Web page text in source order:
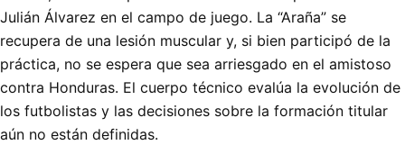
Julián Álvarez en el campo de juego. La “Araña” se
recupera de una lesión muscular y, si bien participó de la
práctica, no se espera que sea arriesgado en el amistoso
contra Honduras. El cuerpo técnico evalúa la evolución de
los futbolistas y las decisiones sobre la formación titular
aún no están definidas.